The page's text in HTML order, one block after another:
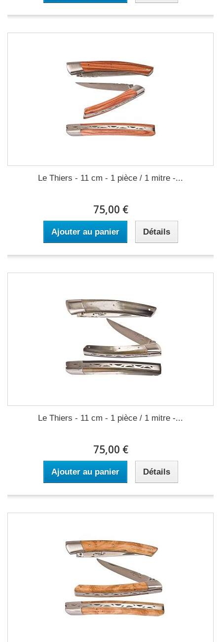
Le Thiers - 11 cm - 1 pièce / 1 mitre -...
75,00 €
Ajouter au panier Détails
Le Thiers - 11 cm - 1 pièce / 1 mitre -...
75,00 €
Ajouter au panier Détails